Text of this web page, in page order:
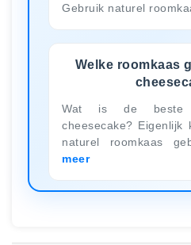
Gebruik naturel
Welke roomkaas
Wat is de beste
cheesecake? Eigenlijk
naturel roomkaas
meer